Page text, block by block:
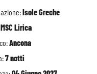
Isole Greche
MSC Lirica
Ancona
7 notti